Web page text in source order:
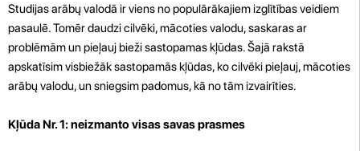
Studijas arābų valodā ir viens no populārākajiem izglītības veidiem
pasaulē. Tomēr daudzi cilvēki, mācoties valodu, saskaras ar
problēmām un pieļauj bieži sastopamas kļūdas. Šajā rakstā
apskatīsim visbiežāk sastopamās kļūdas, ko cilvēki pieļauj, mācoties
arābų valodu, un sniegsim padomus, kā no tām izvairīties.
Kļūda Nr. 1: neizmanto visas savas prasmes